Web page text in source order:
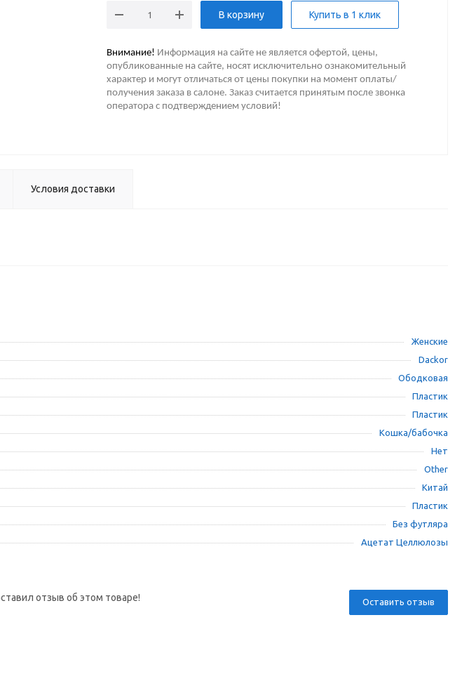
В корзину Купить в 1 клик
Внимание! Информация на сайте не является офертой, цены,
опубликованные на сайте, носят исключительно ознакомительный
характер и могут отличаться от цены покупки на момент оплаты/
получения заказа в салоне. Заказ считается принятым после звонка
оператора с подтверждением условий!
Условия доставки
Женские
Dackor
Ободковая
Пластик
Пластик
Кошка/бабочка
Нет
Other
Китай
Пластик
Без футляра
Ацетат Целлюлозы
Оставить отзыв
отзыв об этом товаре!